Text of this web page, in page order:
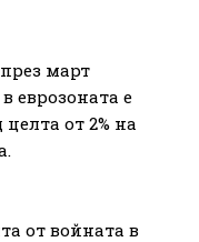
март
еврозоната е
от 2% на
от войната в